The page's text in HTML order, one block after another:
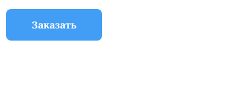
Заказать